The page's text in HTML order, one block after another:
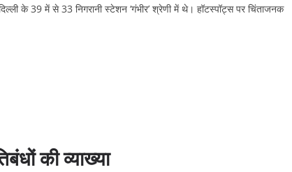
के 39 में से 33 निगरानी स्टेशन ‘गंभीर’ श्रेणी में थे। हॉटस्पॉट्स पर चिंताजनक
की व्याख्या